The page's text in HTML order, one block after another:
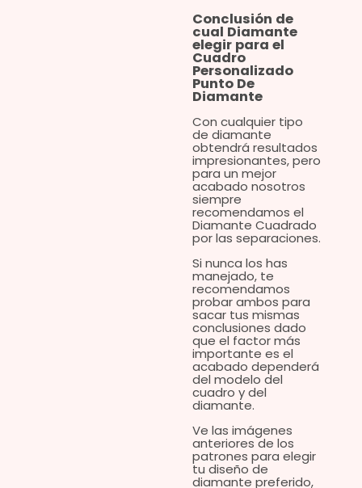
Conclusión de
cual Diamante
elegir para el
Cuadro
Personalizado
Punto De
Diamante
Con cualquier tipo
de diamante
obtendrá resultados
impresionantes, pero
para un mejor
acabado nosotros
siempre
recomendamos el
Diamante Cuadrado
por las separaciones.
Si nunca los has
manejado, te
recomendamos
probar ambos para
sacar tus mismas
conclusiones dado
que el factor más
importante es el
acabado dependerá
del modelo del
cuadro y del
diamante.
Ve las imágenes
anteriores de los
patrones para elegir
tu diseño de
diamante preferido,